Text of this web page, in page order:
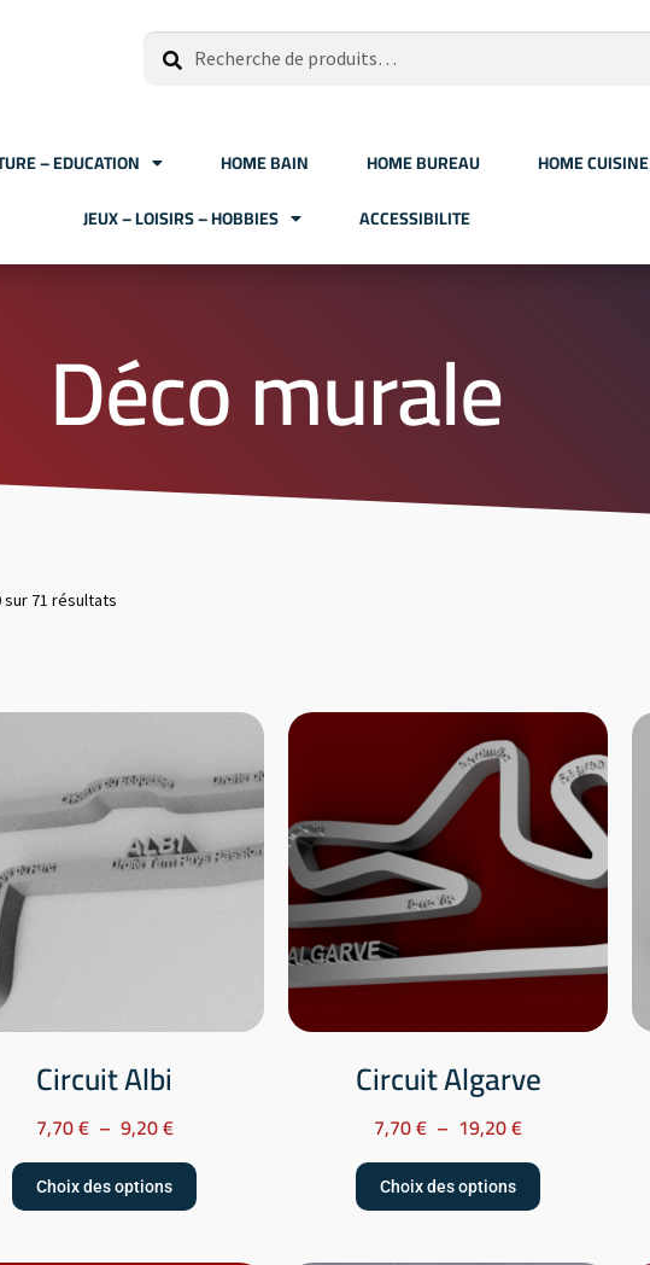
Recherche
– EDUCATION HOME BAIN HOME BUREAU HOME CUISINE
JEUX – LOISIRS – HOBBIES
ACCESSIBILITE
Déco murale
sur 71 résultats
Circuit Albi
7,70€ – 9,20€
Choix des options
Circuit Algarve
7,70€ – 19,20€
Choix des options